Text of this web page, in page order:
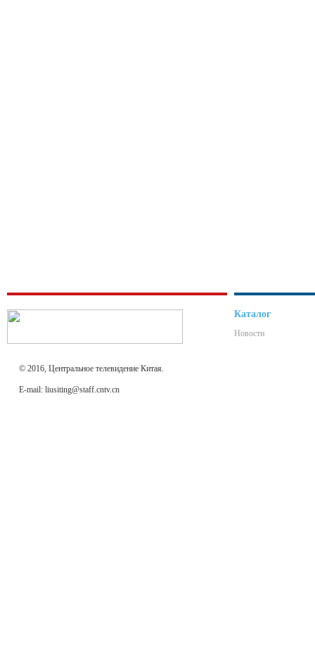
© 2016, Центральное телевидение Китая.
E-mail: liusiting@staff.cntv.cn
Каталог
Новости